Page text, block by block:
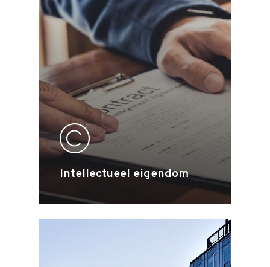
Intellectueel eigendom